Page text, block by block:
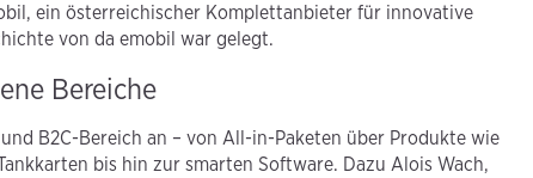
ein österreichischer Komplettanbieter für innovative
von da emobil war gelegt.
Bereiche
B2C-Bereich an – von All-in-Paketen über Produkte wie
bis hin zur smarten Software. Dazu Alois Wach,